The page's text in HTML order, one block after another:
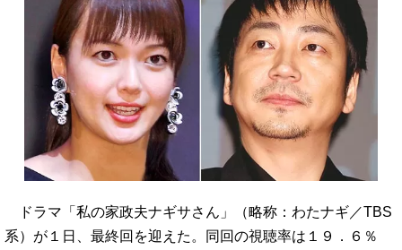
ドラマ「私の家政夫ナギサさん」（略称：わたナギ／TBS
系）が１日、最終回を迎えた。同回の視聴率は１９．６％